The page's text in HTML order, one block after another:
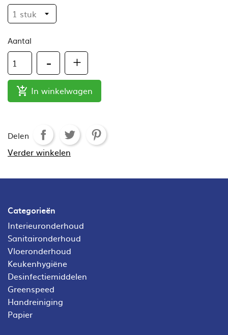
Aantal
 In winkelwagen
Delen
Verder winkelen
Categorieën
Interieuronderhoud
Sanitaironderhoud
Vloeronderhoud
Keukenhygiëne
Desinfectiemiddelen
Greenspeed
Handreiniging
Papier